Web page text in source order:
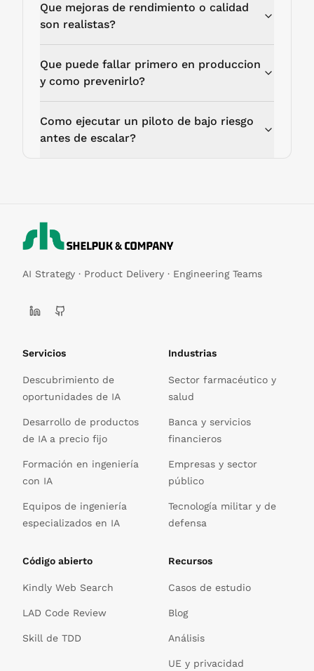
Que mejoras de rendimiento o calidad
son realistas?
Que puede fallar primero en produccion
y como prevenirlo?
Como ejecutar un piloto de bajo riesgo
antes de escalar?
AI Strategy · Product Delivery · Engineering Teams
Servicios
Descubrimiento de
oportunidades de IA
Desarrollo de productos
de IA a precio fijo
Formación en ingeniería
con IA
Equipos de ingeniería
especializados en IA
Industrias
Sector farmacéutico y
salud
Banca y servicios
financieros
Empresas y sector
público
Tecnología militar y de
defensa
Código abierto
Kindly Web Search
LAD Code Review
Skill de TDD
Recursos
Casos de estudio
Blog
Análisis
UE y privacidad